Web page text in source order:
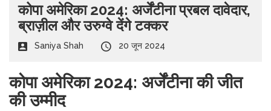
कोपा अमेरिका 2024: अर्जेंटीना प्रबल दावेदार,
ब्राज़ील और उरुग्वे देंगे टक्कर
Saniya Shah 20 जून 2024
कोपा अमेरिका 2024: अर्जेंटीना की जीत
की उम्मीद